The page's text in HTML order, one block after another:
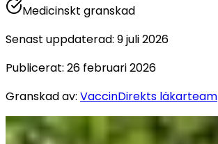
Medicinskt granskad
Senast uppdaterad: 9 juli 2026
Publicerat: 26 februari 2026
Granskad av: VaccinDirekts läkarteam